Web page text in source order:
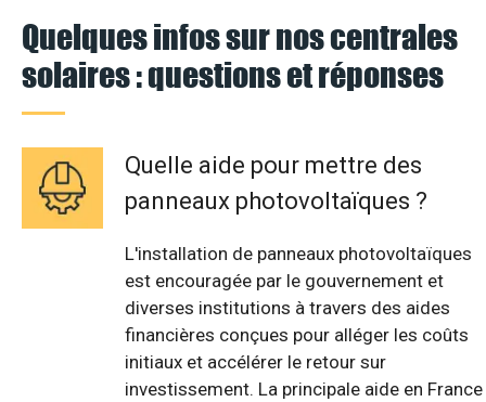
Quelques infos sur nos centrales
solaires : questions et réponses
Quelle aide pour mettre des
panneaux photovoltaïques ?
L'installation de panneaux photovoltaïques
est encouragée par le gouvernement et
diverses institutions à travers des aides
financières conçues pour alléger les coûts
initiaux et accélérer le retour sur
investissement. La principale aide en France